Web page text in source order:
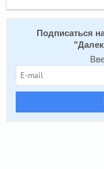
Подписаться
"